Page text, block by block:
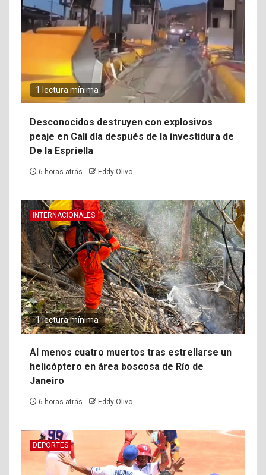
1 lectura mínima
Desconocidos destruyen con explosivos
peaje en Cali día después de la investidura de
De la Espriella
6 horas atrás Eddy Olivo
INTERNACIONALES
1 lectura mínima
Al menos cuatro muertos tras estrellarse un
helicóptero en área boscosa de Río de
Janeiro
6 horas atrás Eddy Olivo
DEPORTES